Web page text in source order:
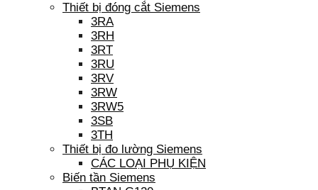
Thiết bị đóng cắt Siemens
3RA
3RH
3RT
3RU
3RV
3RW
3RW5
3SB
3TH
Thiết bị đo lường Siemens
CÁC LOẠI PHỤ KIỆN
Biến tần Siemens